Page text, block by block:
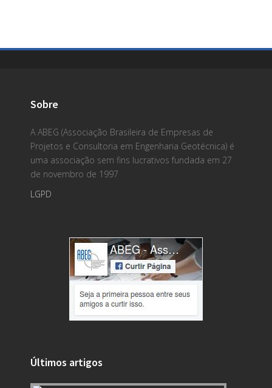
Sobre
A ABEG (Associação Brasileira de Empresas de
Projetos e Consultoria em Engenharia Geotécnica) é
uma associação sem fins lucrativos fundada em 27
de novembro de 1997
LGPD
Últimos artigos